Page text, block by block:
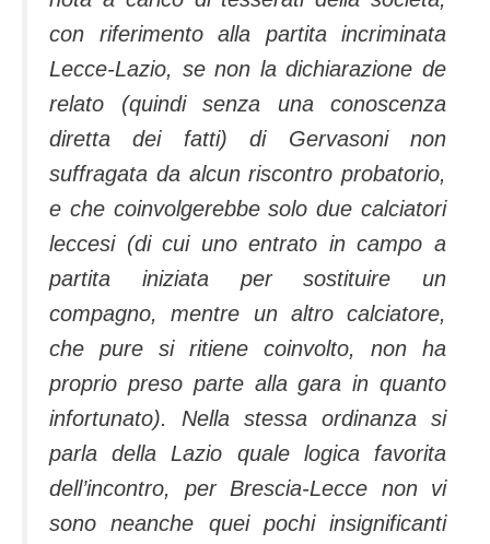
con riferimento alla partita incriminata
Lecce-Lazio, se non la dichiarazione de
relato (quindi senza una conoscenza
diretta dei fatti) di Gervasoni non
suffragata da alcun riscontro probatorio,
e che coinvolgerebbe solo due calciatori
leccesi (di cui uno entrato in campo a
partita iniziata per sostituire un
compagno, mentre un altro calciatore,
che pure si ritiene coinvolto, non ha
proprio preso parte alla gara in quanto
infortunato). Nella stessa ordinanza si
parla della Lazio quale logica favorita
dell’incontro, per Brescia-Lecce non vi
sono neanche quei pochi insignificanti